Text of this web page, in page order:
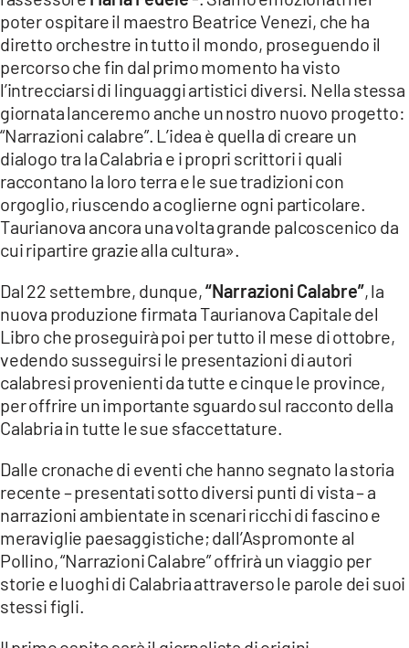
poter ospitare il maestro Beatrice Venezi, che ha
diretto orchestre in tutto il mondo, proseguendo il
percorso che fin dal primo momento ha visto
l’intrecciarsi di linguaggi artistici diversi. Nella stessa
giornata lanceremo anche un nostro nuovo progetto:
“Narrazioni calabre”. L’idea è quella di creare un
dialogo tra la Calabria e i propri scrittori i quali
raccontano la loro terra e le sue tradizioni con
orgoglio, riuscendo a coglierne ogni particolare.
Taurianova ancora una volta grande palcoscenico da
cui ripartire grazie alla cultura».
Dal 22 settembre, dunque,“Narrazioni Calabre”, la
nuova produzione firmata Taurianova Capitale del
Libro che proseguirà poi per tutto il mese di ottobre,
vedendo susseguirsi le presentazioni di autori
calabresi provenienti da tutte e cinque le province,
per offrire un importante sguardo sul racconto della
Calabria in tutte le sue sfaccettature.
Dalle cronache di eventi che hanno segnato la storia
recente – presentati sotto diversi punti di vista – a
narrazioni ambientate in scenari ricchi di fascino e
meraviglie paesaggistiche; dall’Aspromonte al
Pollino, “Narrazioni Calabre” offrirà un viaggio per
storie e luoghi di Calabria attraverso le parole dei suoi
stessi figli.